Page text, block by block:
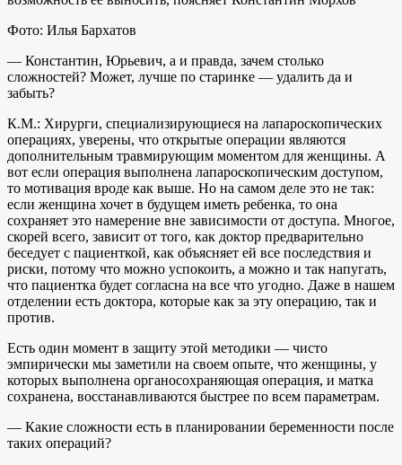
Фото: Илья Бархатов
— Константин, Юрьевич, а и правда, зачем столько
сложностей? Может, лучше по старинке — удалить да и
забыть?
К.М.: Хирурги, специализирующиеся на лапароскопических
операциях, уверены, что открытые операции являются
дополнительным травмирующим моментом для женщины. А
вот если операция выполнена лапароскопическим доступом,
то мотивация вроде как выше. Но на самом деле это не так:
если женщина хочет в будущем иметь ребенка, то она
сохраняет это намерение вне зависимости от доступа. Многое,
скорей всего, зависит от того, как доктор предварительно
беседует с пациенткой, как объясняет ей все последствия и
риски, потому что можно успокоить, а можно и так напугать,
что пациентка будет согласна на все что угодно. Даже в нашем
отделении есть доктора, которые как за эту операцию, так и
против.
Есть один момент в защиту этой методики — чисто
эмпирически мы заметили на своем опыте, что женщины, у
которых выполнена органосохраняющая операция, и матка
сохранена, восстанавливаются быстрее по всем параметрам.
— Какие сложности есть в планировании беременности после
таких операций?